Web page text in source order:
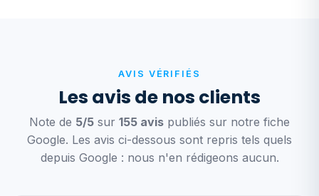
AVIS VÉRIFIÉS
Les avis de nos clients
Note de 5/5 sur 155 avis publiés sur notre fiche
Google. Les avis ci-dessous sont repris tels quels
depuis Google : nous n'en rédigeons aucun.